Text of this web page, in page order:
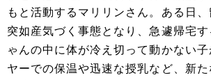
もと活動するマリリンさん。ある日
突如産気づく事態となり、急遽帰宅
ゃんの中に体が冷え切って動かない
ヤーでの保温や迅速な授乳など、新